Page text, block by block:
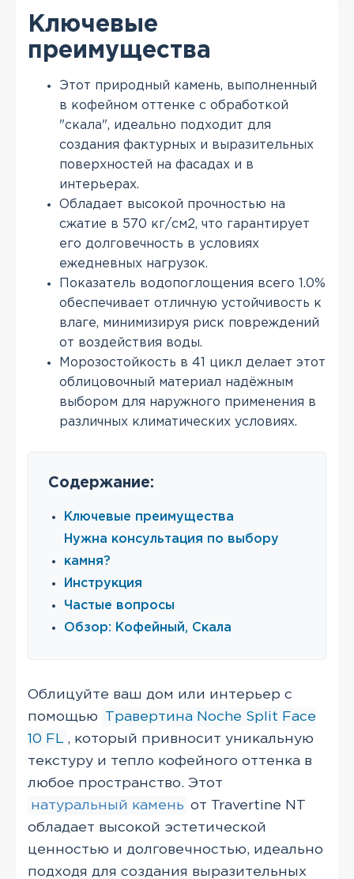
Ключевые
преимущества
Этот природный камень, выполненный
в кофейном оттенке с обработкой
"скала", идеально подходит для
создания фактурных и выразительных
поверхностей на фасадах и в
интерьерах.
Обладает высокой прочностью на
сжатие в 570 кг/см2, что гарантирует
его долговечность в условиях
ежедневных нагрузок.
Показатель водопоглощения всего 1.0%
обеспечивает отличную устойчивость к
влаге, минимизируя риск повреждений
от воздействия воды.
Морозостойкость в 41 цикл делает этот
облицовочный материал надёжным
выбором для наружного применения в
различных климатических условиях.
Содержание:
Ключевые преимущества
Нужна консультация по выбору
камня?
Инструкция
Частые вопросы
Обзор: Кофейный, Скала
Облицуйте ваш дом или интерьер с
помощью
Травертина Noche Split Face
10 FL , который привносит уникальную
текстуру и тепло кофейного оттенка в
любое пространство. Этот
натуральный камень от Travertine NT
обладает высокой эстетической
ценностью и долговечностью, идеально
подходя для создания выразительных